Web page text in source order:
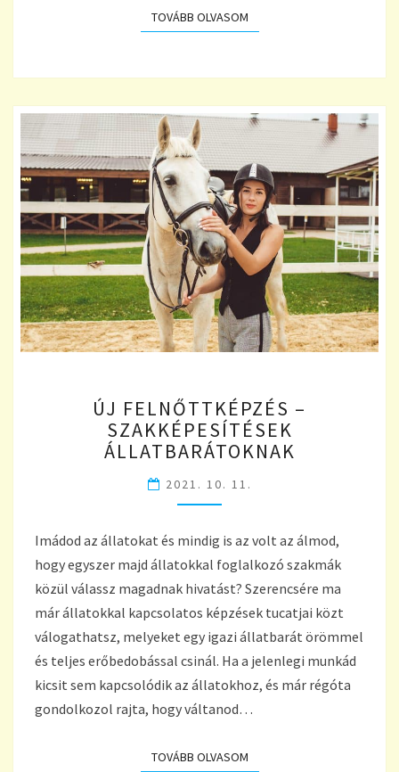
TOVÁBB OLVASOMTOVÁBB OLVASOM
FELNŐTTKÉPZÉS
–
SZAKKÉPESÍTÉSEK
ÚJ FELNŐTTKÉPZÉS –
SZAKKÉPESÍTÉSEK
ÁLLATBARÁTOKNAK
2021. 10. 11.
Imádod az állatokat és mindig is az volt az álmod,
hogy egyszer majd állatokkal foglalkozó szakmák
közül válassz magadnak hivatást? Szerencsére ma
már állatokkal kapcsolatos képzések tucatjai közt
válogathatsz, melyeket egy igazi állatbarát örömmel
és teljes erőbedobással csinál. Ha a jelenlegi munkád
kicsit sem kapcsolódik az állatokhoz, és már régóta
gondolkozol rajta, hogy váltanod…
TOVÁBB OLVASOMTOVÁBB OLVASOM